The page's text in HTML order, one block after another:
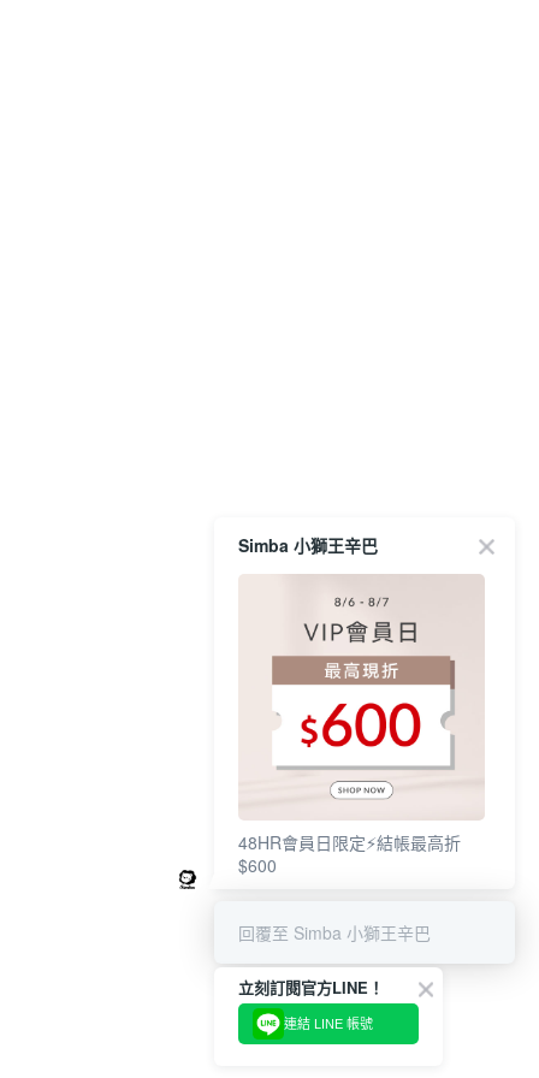
Simba 小獅王辛巴
48HR會員日限定⚡結帳最高折
$600
回覆至 Simba 小獅王辛巴
立刻訂閱官方LINE！
連結 LINE 帳號